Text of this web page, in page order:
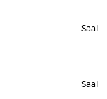
Saal
Saal